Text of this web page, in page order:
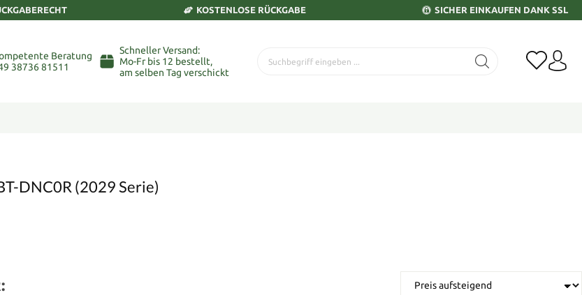
KOSTENLOSE RÜCKGABE SICHER EINKAUFEN DANK SSL
Beratung
38736 81511
Schneller Versand:
Mo-Fr bis 12 bestellt,
am selben Tag verschickt
DNC0R (2029 Serie)